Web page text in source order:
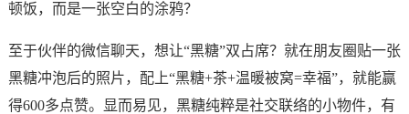
顿饭，而是一张空白的涂鸦？
至于伙伴的微信聊天，想让“黑糖”双占席？就在朋友圈贴一张
黑糖冲泡后的照片，配上“黑糖+茶+温暖被窝=幸福”，就能赢
得600多点赞。显而易见，黑糖纯粹是社交联络的小物件，有